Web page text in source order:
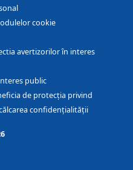
cookie
avertizorilor în interes
public
de protecția privind
confidențialității